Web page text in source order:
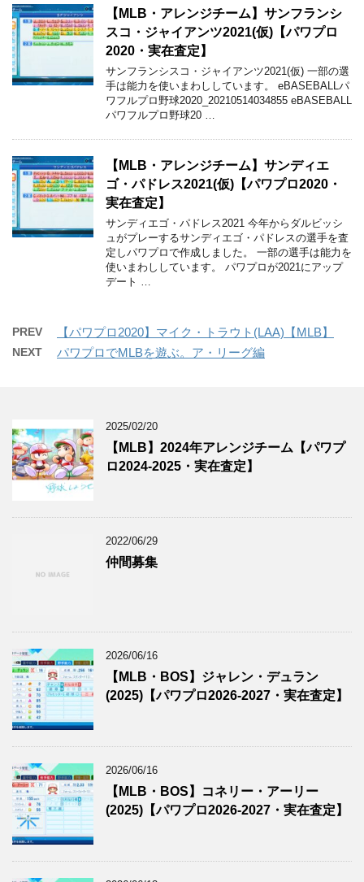
【MLB・アレンジチーム】サンフランシ
スコ・ジャイアンツ2021(仮)【パワプロ
2020・実在査定】
サンフランシスコ・ジャイアンツ2021(仮) 一部の選
手は能力を使いまわししています。 eBASEBALLパ
ワフルプロ野球2020_20210514034855 eBASEBALL
パワフルプロ野球20 …
【MLB・アレンジチーム】サンディエ
ゴ・パドレス2021(仮)【パワプロ2020・
実在査定】
サンディエゴ・パドレス2021 今年からダルビッシ
ュがプレーするサンディエゴ・パドレスの選手を査
定しパワプロで作成しました。 一部の選手は能力を
使いまわししています。 パワプロが2021にアップ
デート …
PREV 【パワプロ2020】マイク・トラウト(LAA)【MLB】
NEXT パワプロでMLBを遊ぶ。ア・リーグ編
2025/02/20
【MLB】2024年アレンジチーム【パワプ
ロ2024-2025・実在査定】
2022/06/29
仲間募集
2026/06/16
【MLB・BOS】ジャレン・デュラン
(2025)【パワプロ2026-2027・実在査定】
2026/06/16
【MLB・BOS】コネリー・アーリー
(2025)【パワプロ2026-2027・実在査定】